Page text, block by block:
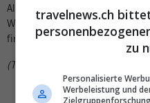
Alle Reisen sind als Zug- und
Wer Lust hat auf kleine Perlen
findet hier die perfekte
(TN)
travelnews.ch
zu
Personalisierte
Werbeleistung und